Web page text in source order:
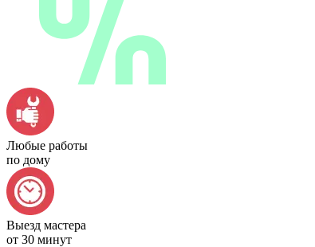
Любые работы
по дому
Выезд мастера
от 30 минут